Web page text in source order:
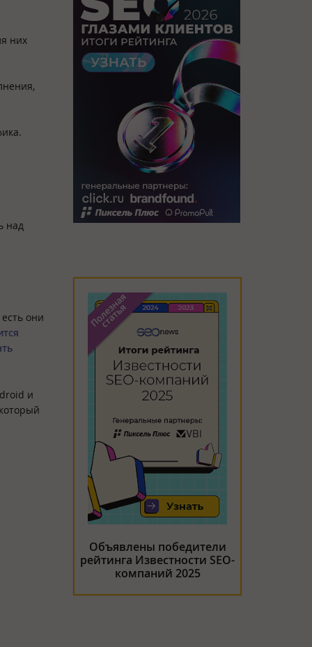
них
над
они
и
Объявлены победители
рейтинга Известности SEO-
компаний 2025